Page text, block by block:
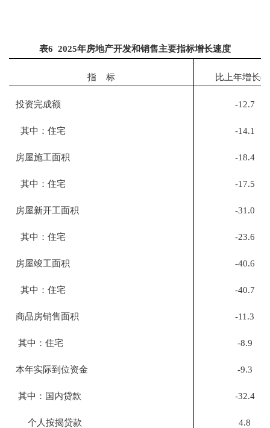
表6 2025年房地产开发和销售主要指标增长速度
指 标 比上年增长
投资完成额 -12.7
其中：住宅 -14.1
房屋施工面积 -18.4
其中：住宅 -17.5
房屋新开工面积 -31.0
其中：住宅 -23.6
房屋竣工面积 -40.6
其中：住宅 -40.7
商品房销售面积 -11.3
其中：住宅 -8.9
本年实际到位资金 -9.3
其中：国内贷款 -32.4
个人按揭贷款 4.8